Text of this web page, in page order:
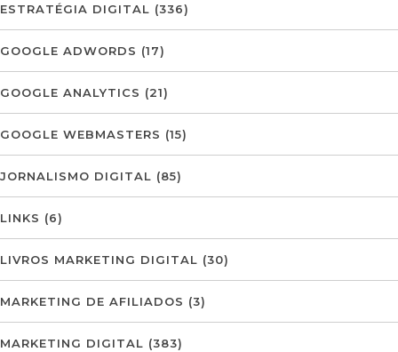
ESTRATÉGIA DIGITAL (336)
GOOGLE ADWORDS (17)
GOOGLE ANALYTICS (21)
GOOGLE WEBMASTERS (15)
JORNALISMO DIGITAL (85)
LINKS (6)
LIVROS MARKETING DIGITAL (30)
MARKETING DE AFILIADOS (3)
MARKETING DIGITAL (383)